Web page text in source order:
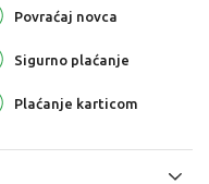
Povraćaj novca
Sigurno plaćanje
Plaćanje karticom